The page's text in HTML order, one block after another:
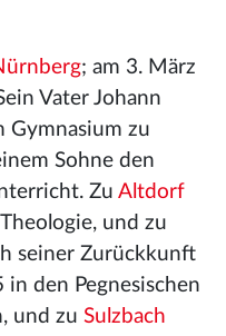
; am 3. März
Vater Johann
Gymnasium zu
Sohne den
Zu Altdorf
und zu
seiner Zurückkunft
in den Pegnesischen
und zu Sulzbach